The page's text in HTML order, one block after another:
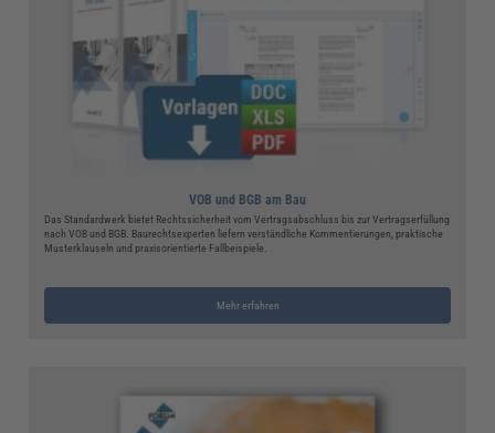
VOB und BGB am Bau
Das Standardwerk bietet Rechtssicherheit vom Vertragsabschluss bis zur Vertragserfüllung
nach VOB und BGB. Baurechtsexperten liefern verständliche Kommentierungen, praktische
Musterklauseln und praxisorientierte Fallbeispiele.
Mehr erfahren